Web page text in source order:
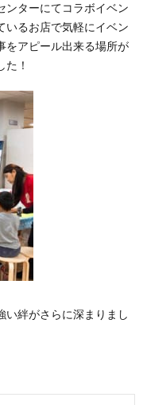
ンターにてコラボイベン
いるお店で気軽にイベン
をアピール出来る場所が
！
い絆がさらに深まりまし